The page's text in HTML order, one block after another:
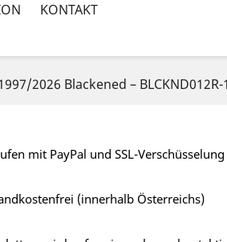
KONTAKT
2026 Blackened –
mit PayPal und SSL-Verschüsselung
(innerhalb Österreichs)